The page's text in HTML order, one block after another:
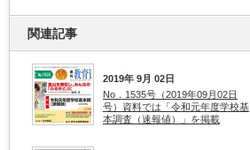
関連記事
2019年 9月 02日
No．1535号（2019年09月02日
号）資料では「令和元年度学校基
本調査（速報値）」を掲載